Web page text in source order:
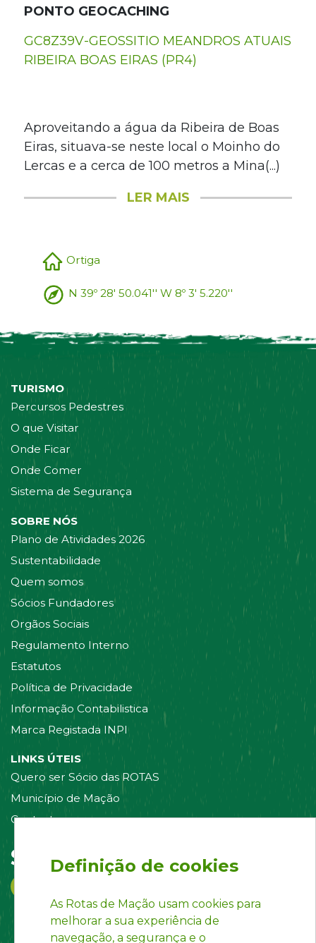
PONTO GEOCACHING
GC8Z39V-GEOSSITIO MEANDROS ATUAIS
RIBEIRA BOAS EIRAS (PR4)
Aproveitando a água da Ribeira de Boas
Eiras, situava-se neste local o Moinho do
Lercas e a cerca de 100 metros a Mina(...)
LER MAIS
Ortiga
N 39º 28' 50.041'' W 8º 3' 5.220''
TURISMO
Percursos Pedestres
O que Visitar
Onde Ficar
Onde Comer
Sistema de Segurança
SOBRE NÓS
Plano de Atividades 2026
Sustentabilidade
Quem somos
Sócios Fundadores
Orgãos Sociais
Regulamento Interno
Estatutos
Política de Privacidade
Informação Contabilistica
Marca Registada INPI
LINKS ÚTEIS
Quero ser Sócio das ROTAS
Município de Mação
Contacte-nos
Siga-nos em:
Definição de cookies
As Rotas de Mação usam cookies para
melhorar a sua experiência de
navegação, a segurança e o